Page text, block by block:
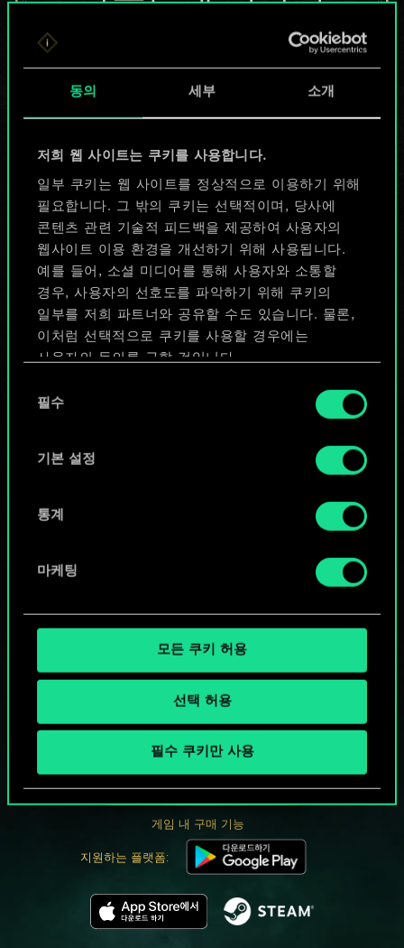
동의 세부 소개
저희 웹 사이트는 쿠키를 사용합니다.
일부 쿠키는 웹 사이트를 정상적으로 이용하기 위해
필요합니다. 그 밖의 쿠키는 선택적이며, 당사에
콘텐츠 관련 기술적 피드백을 제공하여 사용자의
웹사이트 이용 환경을 개선하기 위해 사용됩니다.
예를 들어, 소셜 미디어를 통해 사용자와 소통할
경우, 사용자의 선호도를 파악하기 위해 쿠키의
일부를 저희 파트너와 공유할 수도 있습니다. 물론,
이처럼 선택적으로 쿠키를 사용할 경우에는
사용자의 동의를 구할 것입니다.
쿠키 사용에 관한 세부 사항이나 관련 설정은 아래의
필수
기본 설정
통계
마케팅
모든 쿠키 허용
선택 허용
필수 쿠키만 사용
무궁무진한
가능성을 가지고
있습니다!
덱 이름 짓기 & 가이드 작성하기
덱 편집
또는
궨트 한 판 어떠신가요?
PC에서 무료 플레이
게임 내 구매 기능
지원하는 플랫폼: